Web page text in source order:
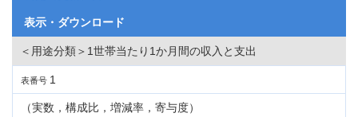
表示・ダウンロード
＜用途分類＞1世帯当たり1か月間の収入と支出
表番号 1
（実数，構成比，増減率，寄与度）